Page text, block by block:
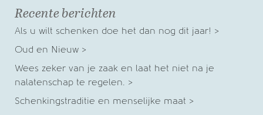
Recente berichten
Als u wilt schenken doe het dan nog dit jaar! >
Oud en Nieuw >
Wees zeker van je zaak en laat het niet na je
nalatenschap te regelen. >
Schenkingstraditie en menselijke maat >